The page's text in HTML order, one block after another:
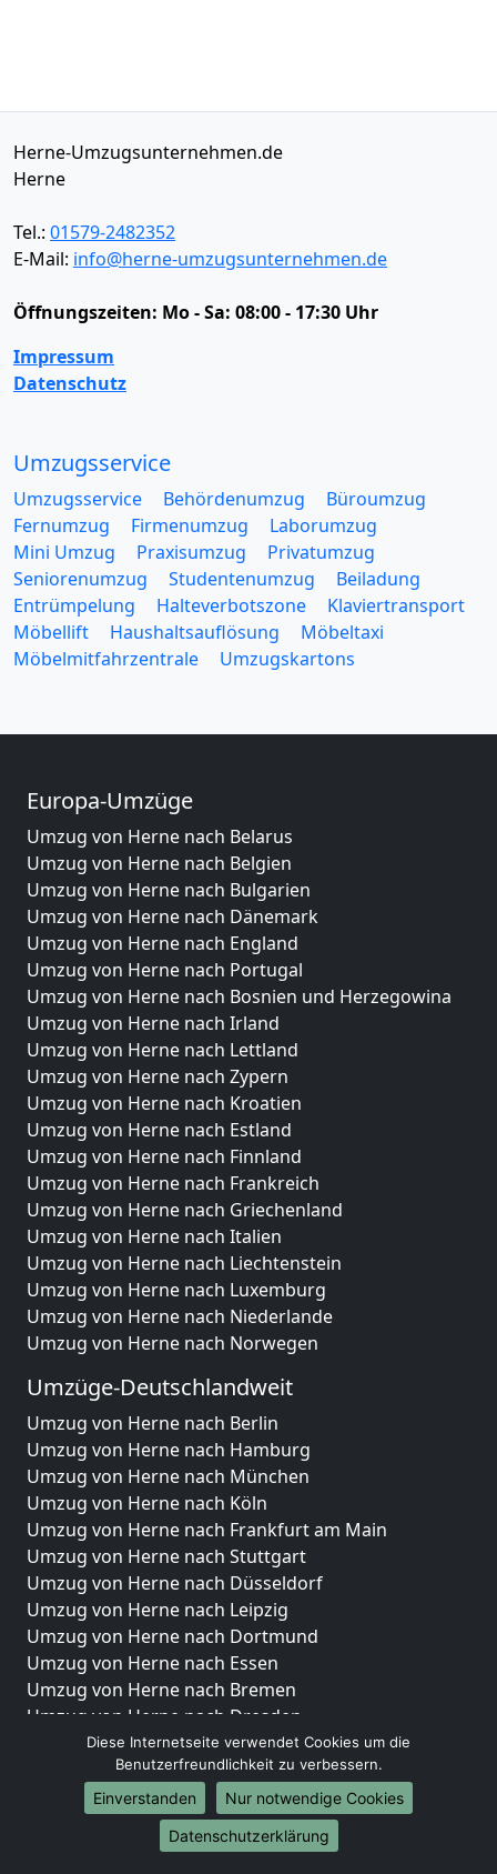
Herne-Umzugsunternehmen.de
Herne
Tel.: 01579-2482352
E-Mail: info@herne-umzugsunternehmen.de
Öffnungszeiten: Mo - Sa: 08:00 - 17:30 Uhr
Impressum
Datenschutz
Umzugsservice
Umzugsservice Behördenumzug
Büroumzug
Fernumzug
Firmenumzug
Laborumzug
Mini Umzug
Praxisumzug
Privatumzug
Seniorenumzug
Studentenumzug
Beiladung
Entrümpelung
Halteverbotszone
Klaviertransport
Möbellift
Haushaltsauflösung
Möbeltaxi
Möbelmitfahrzentrale
Umzugskartons
Europa-Umzüge
Umzug von Herne nach Belarus
Umzug von Herne nach Belgien
Umzug von Herne nach Bulgarien
Umzug von Herne nach Dänemark
Umzug von Herne nach England
Umzug von Herne nach Portugal
Umzug von Herne nach Bosnien und Herzegowina
Umzug von Herne nach Irland
Umzug von Herne nach Lettland
Umzug von Herne nach Zypern
Umzug von Herne nach Kroatien
Umzug von Herne nach Estland
Umzug von Herne nach Finnland
Umzug von Herne nach Frankreich
Umzug von Herne nach Griechenland
Umzug von Herne nach Italien
Umzug von Herne nach Liechtenstein
Umzug von Herne nach Luxemburg
Umzug von Herne nach Niederlande
Umzug von Herne nach Norwegen
Umzüge-Deutschlandweit
Umzug von Herne nach Berlin
Umzug von Herne nach Hamburg
Umzug von Herne nach München
Umzug von Herne nach Köln
Umzug von Herne nach Frankfurt am Main
Umzug von Herne nach Stuttgart
Umzug von Herne nach Düsseldorf
Umzug von Herne nach Leipzig
Umzug von Herne nach Dortmund
Umzug von Herne nach Essen
Umzug von Herne nach Bremen
Umzug von Herne nach Dresden
Umzug von Herne nach Hannover
Umzug von Herne nach Nürnberg
Umzug von Herne nach Duisburg
Umzug von Herne nach Bochum
Umzug von Herne nach Wuppertal
Diese Internetseite verwendet Cookies um die
Benutzerfreundlichkeit zu verbessern.
Einverstanden
Nur notwendige Cookies
Datenschutzerklärung